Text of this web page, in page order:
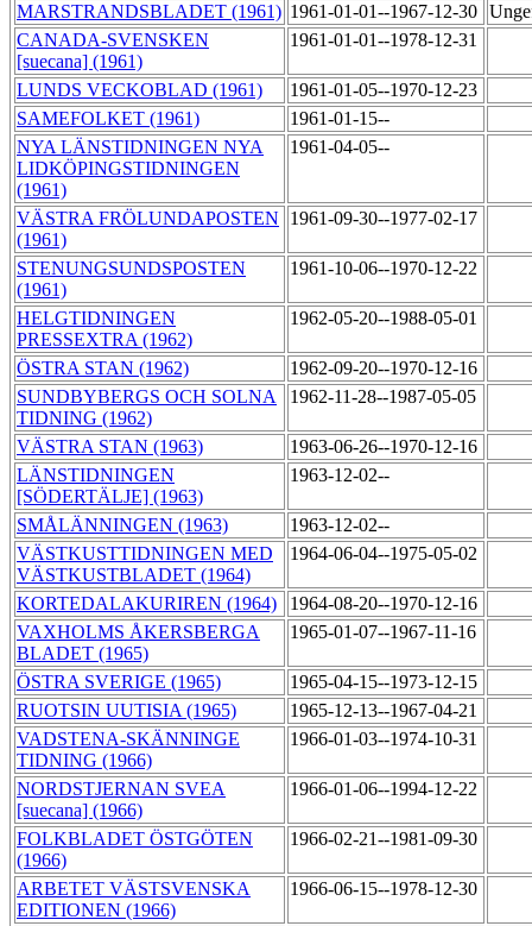
MARSTRANDSBLADET (1961) 1961-01-01--1967-12-30
CANADA-SVENSKEN
[suecana] (1961)
1961-01-01--1978-12-31
LUNDS VECKOBLAD (1961)
1961-01-05--1970-12-23
SAMEFOLKET (1961)
1961-01-15--
NYA LÄNSTIDNINGEN NYA
LIDKÖPINGSTIDNINGEN
(1961)
1961-04-05--
VÄSTRA FRÖLUNDAPOSTEN
(1961)
1961-09-30--1977-02-17
STENUNGSUNDSPOSTEN
(1961)
1961-10-06--1970-12-22
HELGTIDNINGEN
PRESSEXTRA (1962)
1962-05-20--1988-05-01
ÖSTRA STAN (1962)
1962-09-20--1970-12-16
SUNDBYBERGS OCH SOLNA
TIDNING (1962)
1962-11-28--1987-05-05
VÄSTRA STAN (1963)
1963-06-26--1970-12-16
LÄNSTIDNINGEN
[SÖDERTÄLJE] (1963)
1963-12-02--
SMÅLÄNNINGEN (1963)
1963-12-02--
VÄSTKUSTTIDNINGEN MED
VÄSTKUSTBLADET (1964)
1964-06-04--1975-05-02
KORTEDALAKURIREN (1964)
1964-08-20--1970-12-16
VAXHOLMS ÅKERSBERGA
BLADET (1965)
1965-01-07--1967-11-16
ÖSTRA SVERIGE (1965)
1965-04-15--1973-12-15
RUOTSIN UUTISIA (1965)
1965-12-13--1967-04-21
VADSTENA-SKÄNNINGE
TIDNING (1966)
1966-01-03--1974-10-31
NORDSTJERNAN SVEA
[suecana] (1966)
1966-01-06--1994-12-22
FOLKBLADET ÖSTGÖTEN
(1966)
1966-02-21--1981-09-30
ARBETET VÄSTSVENSKA
EDITIONEN (1966)
1966-06-15--1978-12-30